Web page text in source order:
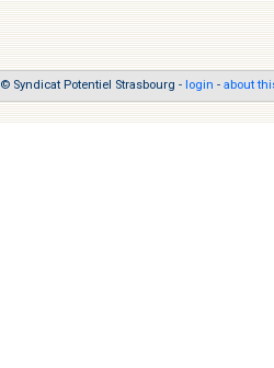
© Syndicat Potentiel Strasbourg - login - about